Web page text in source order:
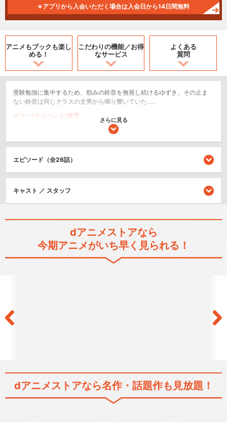
※アプリから入会いただく場合は入会日から14日間無料
アニメもブックも楽し
める！
こだわりの機能／お得
なサービス
よくある
質問
受験勉強に集中するため、怨みの鈴音を無視し続けるゆずき。その止ま
ない鈴音は同じクラスの文男から鳴り響いていた…。
ホラー/サスペンス/推理
シリーズ／関連のアニメ作品
地獄少女 二籠
さらに見る
エピソード（全26話）
キャスト ／ スタッフ
dアニメストアなら
今期アニメがいち早く見られる！
dアニメストアなら名作・話題作も見放題！